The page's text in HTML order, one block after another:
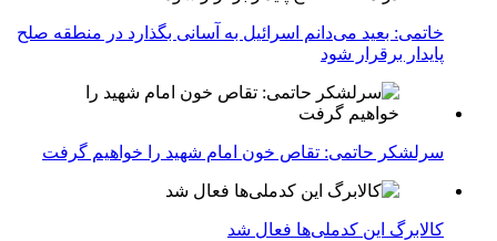
خاتمی: بعید می‌دانم اسرائیل به آسانی بگذارد در منطقه صلح
پایدار برقرار شود
سرلشکر حاتمی: تقاص خون امام شهید را خواهیم گرفت
کالابرگ این کدملی‌ها فعال شد